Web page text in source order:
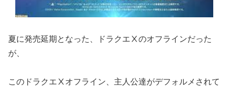
夏に発売延期となった、ドラクエⅩのオフラインだった
が、
このドラクエⅩオフライン、主人公達がデフォルメされて